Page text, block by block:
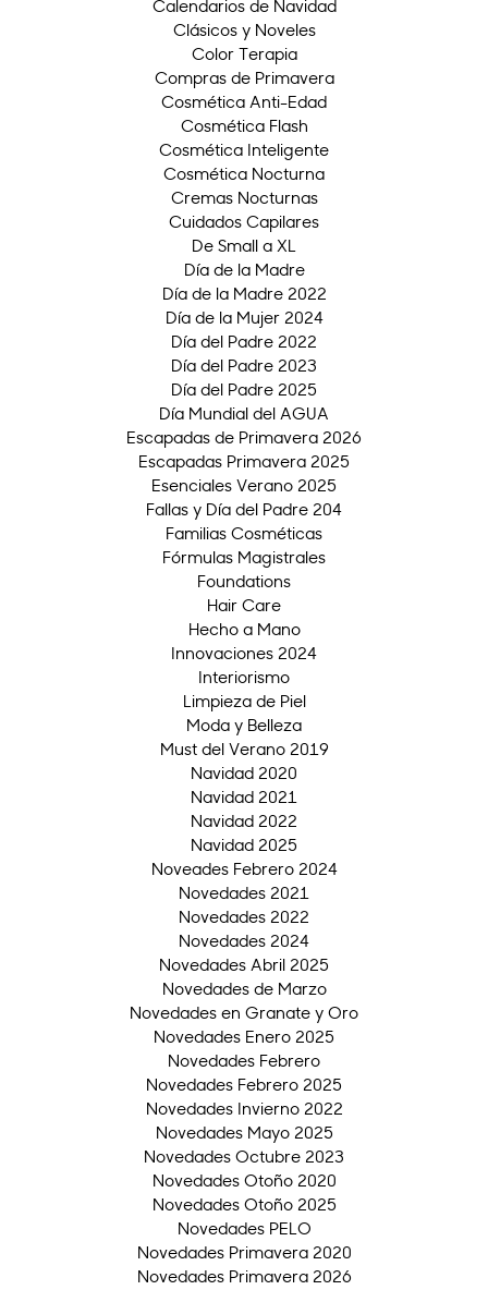
Calendarios de Navidad
Clásicos y Noveles
Color Terapia
Compras de Primavera
Cosmética Anti-Edad
Cosmética Flash
Cosmética Inteligente
Cosmética Nocturna
Cremas Nocturnas
Cuidados Capilares
De Small a XL
Día de la Madre
Día de la Madre 2022
Día de la Mujer 2024
Día del Padre 2022
Día del Padre 2023
Día del Padre 2025
Día Mundial del AGUA
Escapadas de Primavera 2026
Escapadas Primavera 2025
Esenciales Verano 2025
Fallas y Día del Padre 204
Familias Cosméticas
Fórmulas Magistrales
Foundations
Hair Care
Hecho a Mano
Innovaciones 2024
Interiorismo
Limpieza de Piel
Moda y Belleza
Must del Verano 2019
Navidad 2020
Navidad 2021
Navidad 2022
Navidad 2025
Noveades Febrero 2024
Novedades 2021
Novedades 2022
Novedades 2024
Novedades Abril 2025
Novedades de Marzo
Novedades en Granate y Oro
Novedades Enero 2025
Novedades Febrero
Novedades Febrero 2025
Novedades Invierno 2022
Novedades Mayo 2025
Novedades Octubre 2023
Novedades Otoño 2020
Novedades Otoño 2025
Novedades PELO
Novedades Primavera 2020
Novedades Primavera 2026